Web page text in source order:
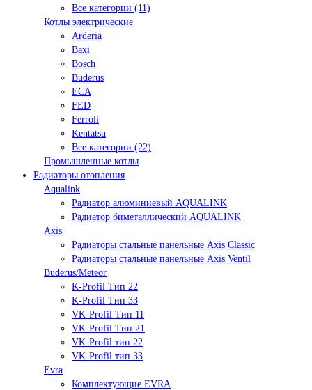
Все категории (11)
Котлы электрические
Arderia
Baxi
Bosch
Buderus
ECA
FED
Ferroli
Kentatsu
Все категории (22)
Промышленные котлы
Радиаторы отопления
Aqualink
Радиатор алюминиевый AQUALINK
Радиатор биметаллический AQUALINK
Axis
Радиаторы стальные панельные Axis Classic
Радиаторы стальные панельные Axis Ventil
Buderus/Meteor
K-Profil Тип 22
K-Profil Тип 33
VK-Profil Тип 11
VK-Profil Тип 21
VK-Profil тип 22
VK-Profil тип 33
Evra
Комплектующие EVRA